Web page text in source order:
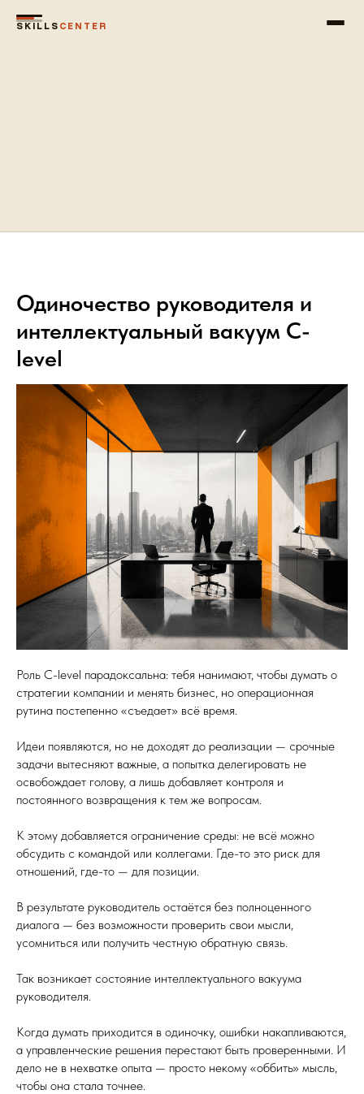
SKILLS CENTER
Одиночество руководителя и
интеллектуальный вакуум C-
level
Роль C-level парадоксальна: тебя нанимают, чтобы думать о
стратегии компании и менять бизнес, но операционная
рутина постепенно «съедает» всё время.
Идеи появляются, но не доходят до реализации — срочные
задачи вытесняют важные, а попытка делегировать не
освобождает голову, а лишь добавляет контроля и
постоянного возвращения к тем же вопросам.
К этому добавляется ограничение среды: не всё можно
обсудить с командой или коллегами. Где-то это риск для
отношений, где-то — для позиции.
В результате руководитель остаётся без полноценного
диалога — без возможности проверить свои мысли,
усомниться или получить честную обратную связь.
Так возникает состояние интеллектуального вакуума
руководителя.
Когда думать приходится в одиночку, ошибки накапливаются,
а управленческие решения перестают быть проверенными. И
дело не в нехватке опыта — просто некому «оббить» мысль,
чтобы она стала точнее.